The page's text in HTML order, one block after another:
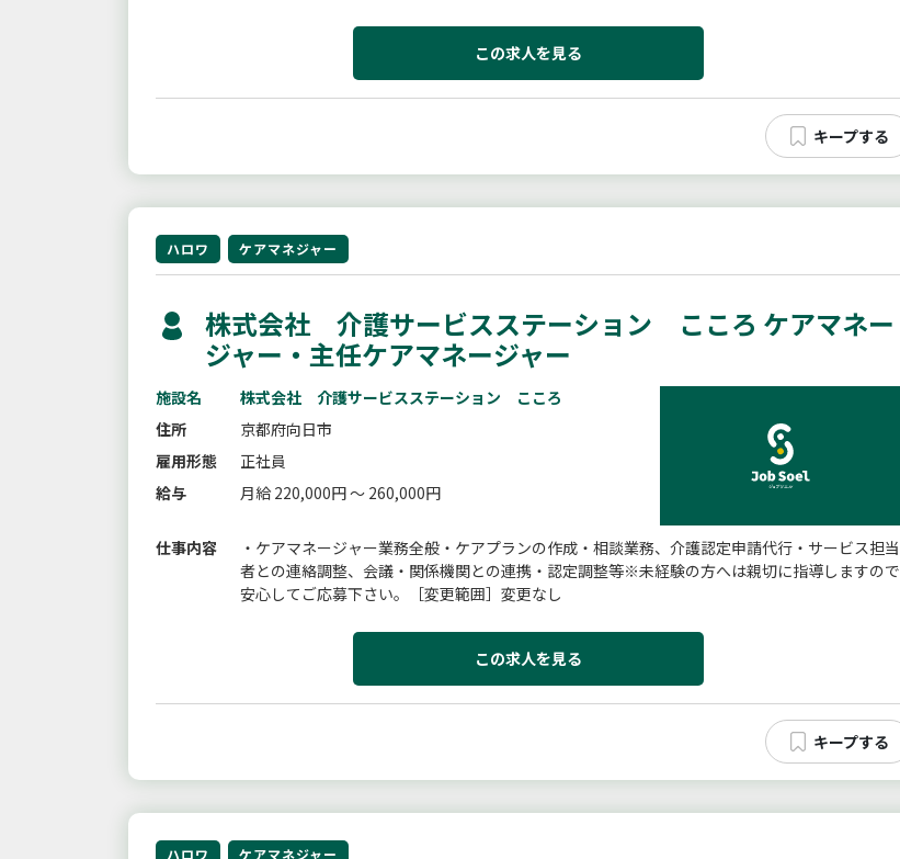
この求人を見る
ハロワ ケアマネジャー
株式会社 介護サービスステーション こころ ケアマネー
ジャー・主任ケアマネージャー
施設名
株式会社 介護サービスステーション こころ
住所
京都府向日市
雇用形態
正社員
給与
月給 220,000円 ～ 260,000円
仕事内容
・ケアマネージャー業務全般・ケアプランの作成・相談業務、介護認定申請代行・サービス担当
者との連絡調整、会議・関係機関との連携・認定調整等※未経験の方へは親切に指導しますので
安心してご応募下さい。［変更範囲］変更なし
この求人を見る
ハロワ ケアマネジャー